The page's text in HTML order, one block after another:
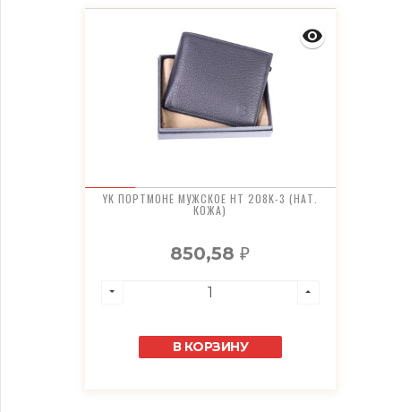
YK ПОРТМОНЕ МУЖСКОЕ HT 208K-3 (НАТ.
КОЖА)
850,58₽
В КОРЗИНУ